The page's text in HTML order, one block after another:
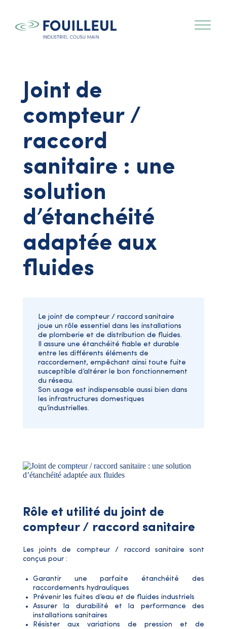
Joint de
compteur /
raccord
sanitaire : une
solution
d’étanchéité
adaptée aux
fluides
Le joint de compteur / raccord sanitaire
joue un rôle essentiel dans les installations
de plomberie et de distribution de fluides.
Il assure une étanchéité fiable et durable
entre les différents éléments de
raccordement, empêchant ainsi toute fuite
susceptible d’altérer le bon fonctionnement
du réseau.
Son usage est indispensable aussi bien dans
les infrastructures domestiques
qu’industrielles.
Rôle et utilité du joint de
compteur / raccord sanitaire
Les joints de compteur / raccord sanitaire sont
conçus pour :
Garantir une parfaite étanchéité des
raccordements hydrauliques
Prévenir les fuites d’eau et de fluides industriels
Assurer la durabilité et la performance des
installations sanitaires
Résister aux variations de pression et de